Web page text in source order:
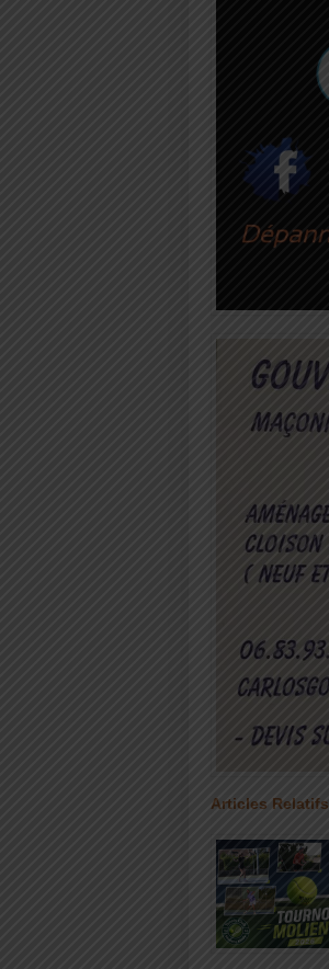
Articles Relatifs